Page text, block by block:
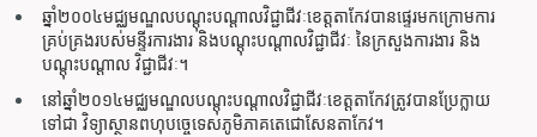
ឆ្នាំ២០០៤មជ្ឈមណ្ឌលបណ្តុះបណ្តាលវិជ្ជាជីវៈខេត្តតាកែវបានផ្ទេរមកក្រោមការ
គ្រប់គ្រងរបស់មន្ទីរការងារ និងបណ្តុះបណ្តាលវិជ្ជាជីវៈ នៃក្រសួងការងារ និង
បណ្តុះបណ្តាល វិជ្ជាជីវៈ។
នៅឆ្នាំ២០១៤មជ្ឈមណ្ឌលបណ្តុះបណ្តាលវិជ្ជាជីវៈខេត្តតាកែវត្រូវបានប្រែក្លាយ
ទៅជា វិទ្យាស្ថានពហុបច្ចេទេសភូមិភាគតេជោសែនតាកែវ។